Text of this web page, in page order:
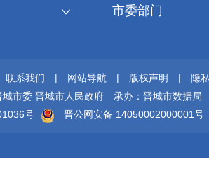
市委部门
联系我们 | 网站导航 | 版权声明 |
隐
城市委 晋城市人民政府
承办：晋城市数据局
号
晋公网安备 14050002000001号